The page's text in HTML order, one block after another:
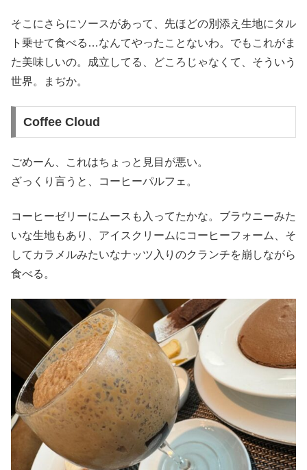
そこにさらにソースがあって、先ほどの別添え生地にタル
ト乗せて食べる…なんてやったことないわ。でもこれがま
た美味しいの。成立してる、どころじゃなくて、そういう
世界。まぢか。
Coffee Cloud
ごめーん、これはちょっと見目が悪い。
ざっくり言うと、コーヒーパルフェ。
コーヒーゼリーにムースも入ってたかな。ブラウニーみた
いな生地もあり、アイスクリームにコーヒーフォーム、そ
してカラメルみたいなナッツ入りのクランチを崩しながら
食べる。